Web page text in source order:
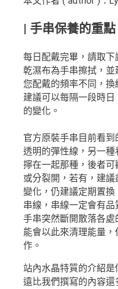
| 手串保養的重點
每日配戴完畢，請取
乾濕布為手串擦拭，
您配戴的頻率不同，換
建議可以每隔一段時
的變化。
官方原裝手串目前看
透明的彈性線，另一
擰在一起那種，後者
或分裂開，若有，建
變化，仍建議定期置
串線，串線一定會有
手串突然斷開散落各
能會以此來清理能量
作。
站內水晶特質的介紹是
遠比我們撰寫的內容